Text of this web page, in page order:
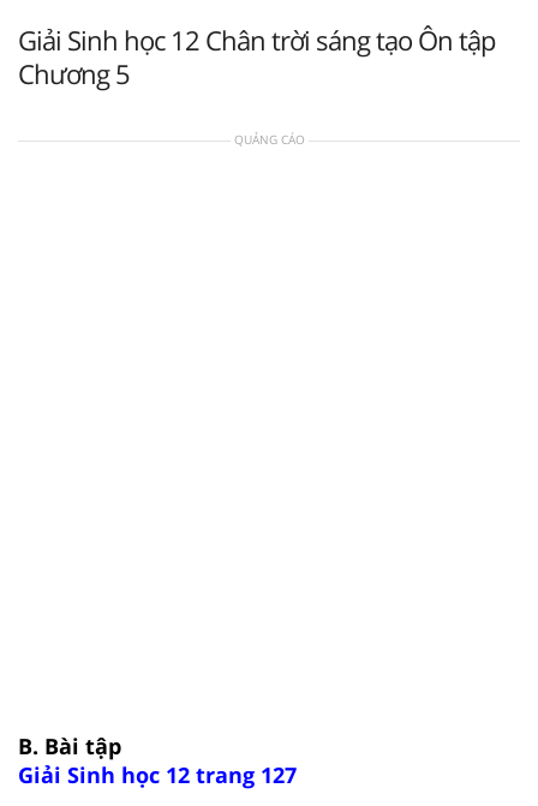
Giải Sinh học 12 Chân trời sáng tạo Ôn tập
Chương 5
QUẢNG CÁO
B. Bài tập
Giải Sinh học 12 trang 127